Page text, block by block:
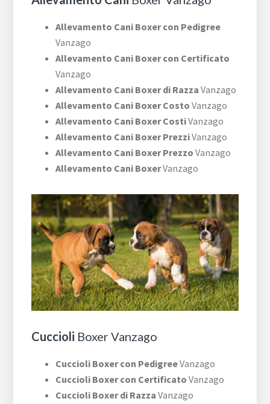
Allevamento Cani Boxer con Pedigree
Vanzago
Allevamento Cani Boxer con Certificato
Vanzago
Allevamento Cani Boxer di Razza Vanzago
Allevamento Cani Boxer Costo Vanzago
Allevamento Cani Boxer CostiVanzago
Allevamento Cani Boxer PrezziVanzago
Allevamento Cani Boxer Prezzo Vanzago
Allevamento Cani BoxerVanzago
Cuccioli Boxer Vanzago
Cuccioli Boxer con PedigreeVanzago
Cuccioli Boxer con Certificato Vanzago
Cuccioli Boxer di Razza Vanzago